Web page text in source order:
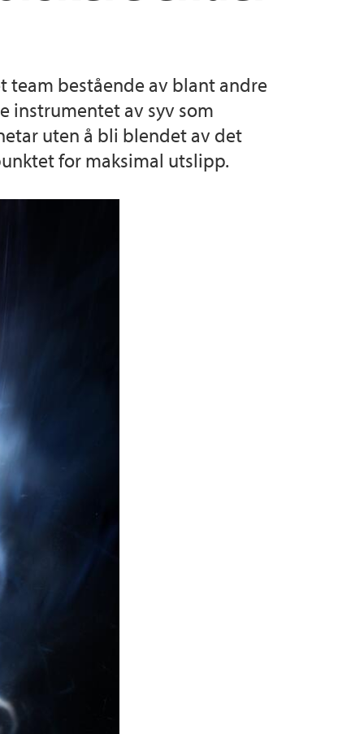
team bestående av blant andre
instrumentet av syv som
uten å bli blendet av det
for maksimal utslipp.